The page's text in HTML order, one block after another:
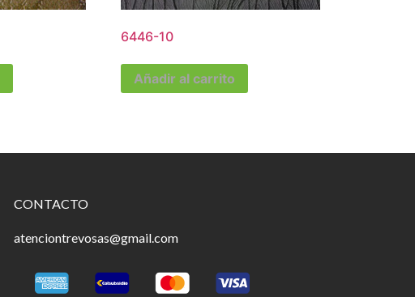
6446-10
Añadir al carrito
CONTACTO
atenciontrevosas@gmail.com